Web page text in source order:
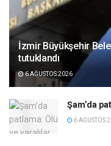
İzmir Büyükşehir
tutuklandı
6 AĞUSTOS 2026
Şam’da
6 AĞUSTOS